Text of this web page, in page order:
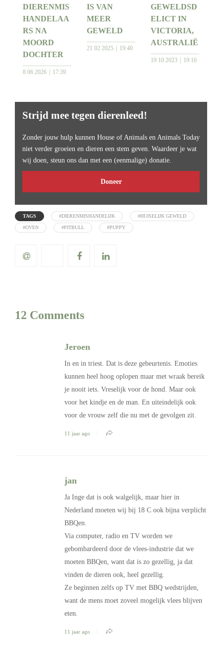
DIERENMIS
HANDELAA
RS NA
MOORD
DOCHTER
8 06 2026 17:39
IS VAN
MEER
GEWELD
21 02 2025 19:40
GEWELDSD
ELICT IN
VICTORIA,
AUSTRALIË
19 10 2023 19:16
Strijd mee tegen dierenleed!
Zonder jouw hulp kunnen House of Animals en Animals Today
niet verder groeien en dieren een stem geven. Waardeer je wat
wij doen, steun ons dan met een (eenmalige) donatie.
Doneer
TAGS #DIERENMISHANDELIJK #HUISELIJK GEWELD
#OVEN #PITBULL #PUPPY
12 Comments
Jeroen
In en in triest. Dat is deze gebeurtenis. Emoties
kunnen heel hoog oplopen maar met wraak bereik
je nooit iets. Vreselijk voor de hond. Maar ook
voor het kindje en de man. En uiteindelijk ook
voor de vrouw zelf die nu met de gevolgen zit.
11 jaar ago
jan
Ja Inge dat is ook walgelijk, maar hier in
Nederland moeten wij bij 18 C ook bijna verplicht
BBQen.
Via computer, radio en TV worden we
gebombardeerd door de vlees-industrie dat we
moeten BBQen, want dat is zo gezellig, ja dat
vinden de dieren ook, heel gezellig.
Ze beginnen zelfs op TV met BBQ wedstrijden,
want de mens moet zoveel mogelijk vlees blijven
eten.
11 jaar ago